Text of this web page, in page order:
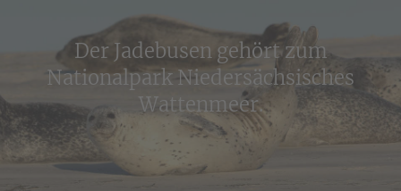
Der Jadebusen gehört zum
Nationalpark Niedersächsisches
Wattenmeer.